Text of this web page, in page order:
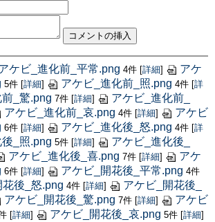
ケビ_進化前_平常.png 4件 [詳細]
アケ
5件 [詳細] アケビ_進化前_照.png 4件 [詳
_驚.png 7件 [詳細]
アケビ_進化前_
アケビ_進化前_哀.png 4件 [詳細]
アケビ
6件 [詳細] アケビ_進化後_怒.png 4件 [詳
_照.png 5件 [詳細]
アケビ_進化後_
アケビ_進化後_喜.png 7件 [詳細]
アケ
6件 [詳細] アケビ_開花後_平常.png 4件
後_怒.png 4件 [詳細]
アケビ_開花後_
アケビ_開花後_驚.png 7件 [詳細]
アケビ
[詳細] アケビ_開花後_哀.png 5件 [詳細]